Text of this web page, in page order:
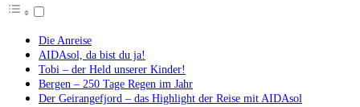
Die Anreise
AIDAsol, da bist du ja!
Tobi – der Held unserer Kinder!
Bergen – 250 Tage Regen im Jahr
Der Geirangefjord – das Highlight der Reise mit AIDAsol